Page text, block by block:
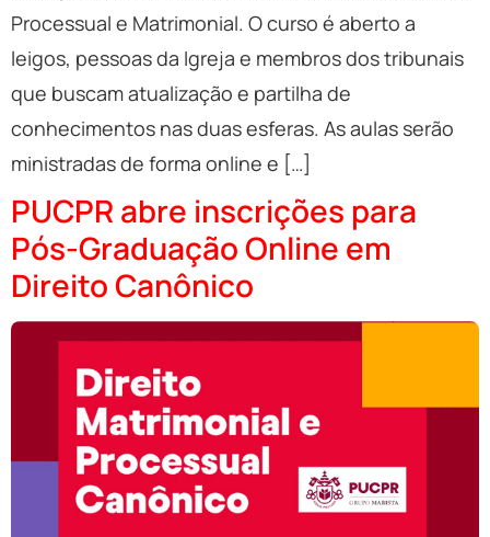
Processual e Matrimonial. O curso é aberto a
leigos, pessoas da Igreja e membros dos tribunais
que buscam atualização e partilha de
conhecimentos nas duas esferas. As aulas serão
ministradas de forma online e […]
PUCPR abre inscrições para
Pós-Graduação Online em
Direito Canônico